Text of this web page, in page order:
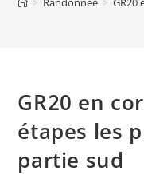
GR20 en
étapes les
partie sud